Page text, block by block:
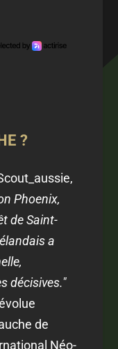
?
Phoenix,
de Saint-
a
décisives."
de
Néo-